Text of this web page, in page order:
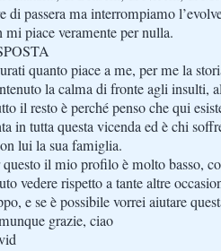
di passera ma interrompiamo
mi piace veramente per nulla.
quanto piace a me, per me la
la calma di fronte agli insulti,
il resto è perché penso che qui
in tutta questa vicenda ed è chi
lui la sua famiglia.
questo il mio profilo è molto basso,
vedere rispetto a tante altre
e se è possibile vorrei aiutare
grazie, ciao